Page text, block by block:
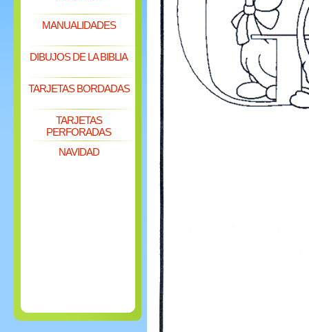
MANUALIDADES
DIBUJOS DE LA BIBLIA
TARJETAS BORDADAS
TARJETAS
PERFORADAS
NAVIDAD